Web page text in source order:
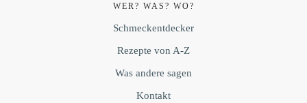
WER? WAS? WO?
Schmeckentdecker
Rezepte von A-Z
Was andere sagen
Kontakt